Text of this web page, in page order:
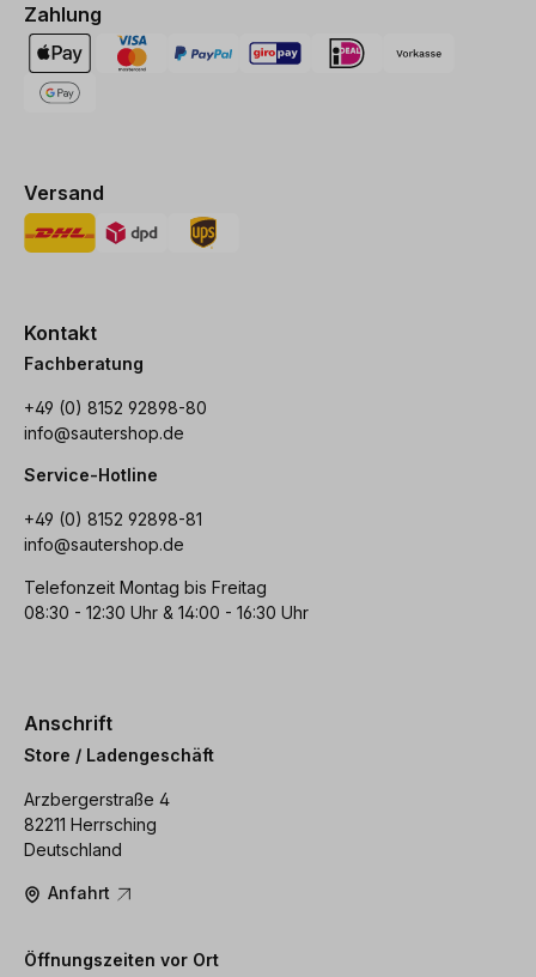
Zahlung
Versand
Kontakt
Fachberatung
+49 (0) 8152 92898-80
info@sautershop.de
Service-Hotline
+49 (0) 8152 92898-81
info@sautershop.de
Telefonzeit Montag bis Freitag
08:30 - 12:30 Uhr & 14:00 - 16:30 Uhr
Anschrift
Store / Ladengeschäft
Arzbergerstraße 4
82211 Herrsching
Deutschland
Anfahrt
Öffnungszeiten vor Ort